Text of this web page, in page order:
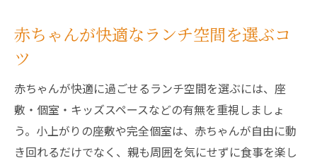
赤ちゃんが快適なランチ空間を選ぶコ
ツ
赤ちゃんが快適に過ごせるランチ空間を選ぶには、座
敷・個室・キッズスペースなどの有無を重視しましょ
う。小上がりの座敷や完全個室は、赤ちゃんが自由に動
き回れるだけでなく、親も周囲を気にせずに食事を楽し